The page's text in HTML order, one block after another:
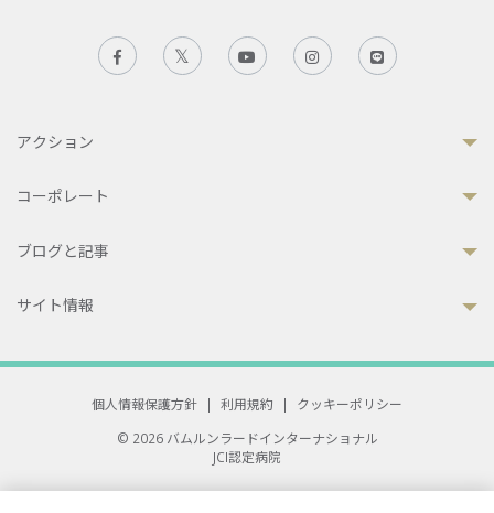
アクション
コーポレート
ブログと記事
サイト情報
個人情報保護方針 | 利用規約 |
クッキーポリシー
© 2026 バムルンラードインターナショナル
JCI認定病院